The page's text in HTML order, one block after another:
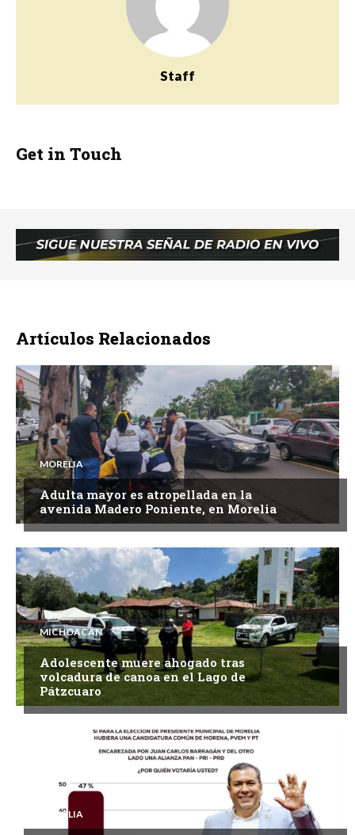
Staff
Get in Touch
Artículos Relacionados
MORELIA
Adulta mayor es atropellada en la
avenida Madero Poniente, en Morelia
MICHOACÁN
Adolescente muere ahogado tras
volcadura de canoa en el Lago de
Pátzcuaro
MORELIA